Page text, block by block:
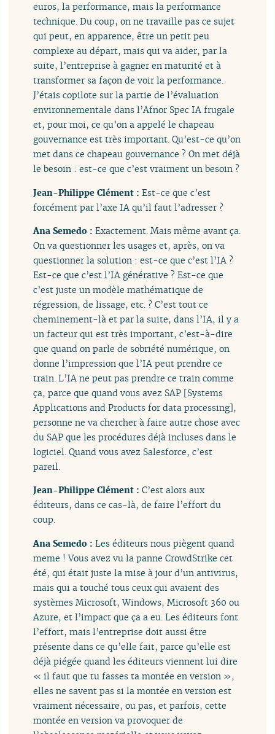
euros, la performance, mais la performance
technique. Du coup, on ne travaille pas ce sujet
qui peut, en apparence, être un petit peu
complexe au départ, mais qui va aider, par la
suite, l’entreprise à gagner en maturité et à
transformer sa façon de voir la performance.
J’étais copilote sur la partie de l’évaluation
environnementale dans l’Afnor Spec IA frugale
et, pour moi, ce qu’on a appelé le chapeau
gouvernance est très important. Qu’est-ce qu’on
met dans ce chapeau gouvernance ? On met déjà
le besoin : est-ce que c’est vraiment un besoin ?
Jean-Philippe Clément :Est-ce que c’est
forcément par l’axe IA qu’il faut l’adresser ?
Ana Semedo :Exactement. Mais même avant ça.
On va questionner les usages et, après, on va
questionner la solution : est-ce que c’est l’IA ?
Est-ce que c’est l’IA générative ? Est-ce que
c’est juste un modèle mathématique de
régression, de lissage, etc. ? C’est tout ce
cheminement-là et par la suite, dans l’IA, il y a
un facteur qui est très important, c’est-à-dire
que quand on parle de sobriété numérique, on
donne l’impression que l’IA peut prendre ce
train. L’IA ne peut pas prendre ce train comme
ça, parce que quand vous avez SAP [Systems
Applications and Products for data processing],
personne ne va chercher à faire autre chose avec
du SAP que les procédures déjà incluses dans le
logiciel. Quand vous avez Salesforce, c’est
pareil.
Jean-Philippe Clément :C’est alors aux
éditeurs, dans ce cas-là, de faire l’effort du
coup.
Ana Semedo :Les éditeurs nous piègent quand
meme ! Vous avez vu la panne CrowdStrike cet
été, qui était juste la mise à jour d’un antivirus,
mais qui a touché tous ceux qui avaient des
systèmes Microsoft, Windows, Microsoft 360 ou
Azure, et l’impact que ça a eu. Les éditeurs font
l’effort, mais l’entreprise doit aussi être
présente dans ce qu’elle fait, parce qu’elle est
déjà piégée quand les éditeurs viennent lui dire
« il faut que tu fasses ta montée en version »,
elles ne savent pas si la montée en version est
vraiment nécessaire, ou pas, et parfois, cette
montée en version va provoquer de